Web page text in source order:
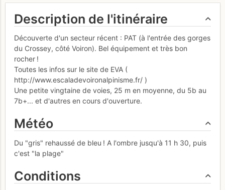
Description de l'itinéraire
Découverte d'un secteur récent : PAT (à l'entrée des gorges
du Crossey, côté Voiron). Bel équipement et très bon
rocher !
Toutes les infos sur le site de EVA (
http://www.escaladevoironalpinisme.fr/ )
Une petite vingtaine de voies, 25 m en moyenne, du 5b au
7b+... et d'autres en cours d'ouverture.
Météo
Du "gris" rehaussé de bleu ! A l'ombre jusqu'à 11 h 30, puis
c'est "la plage"
Conditions